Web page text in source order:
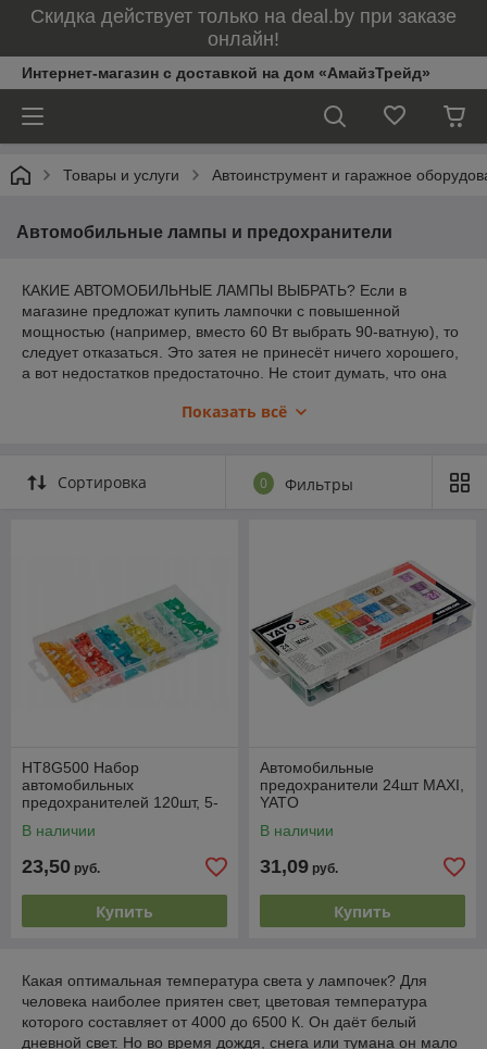
Скидка действует только на deal.by при заказе
онлайн!
Интернет-магазин с доставкой на дом «АмайзТрейд»
Товары и услуги Автоинструмент и гаражное
Автомобильные лампы и предохранители
КАКИЕ АВТОМОБИЛЬНЫЕ ЛАМПЫ ВЫБРАТЬ? Если в
магазине предложат купить лампочки с повышенной
мощностью (например, вместо 60 Вт выбрать 90-ватную), то
следует отказаться. Это затея не принесёт ничего хорошего,
а вот недостатков предостаточно. Не стоит думать, что она
автомобиля рассчитано на определённую мощность лампы.
предохранители или оплавившаяся проводка. К тому же, у
современных машин стекло фар сделано из пластика, а
Но чудес не бывает. Световой поток лампы зависит от
напряжения бортовой сети, чем оно выше - тем лучше
светит. Но это отрицательно сказывается на долговечности.
Есть в магазинах лампы с повышенным ресурсом, но
освещают они плохо. А есть лампы с повышенным световым
потоком, которые по заявлению производителя светят на
50% лучше. Расплатой за это будет пониженный ресурс
Показать всё
Сортировка 0 Фильтры
HT8G500 Набор
автомобильных
предохранителей 120шт, 5-
В наличии
23,50 руб.
Купить
Автомобильные
предохранители 24шт MAXI,
YATO
В наличии
31,09 руб.
Купить
Какая оптимальная температура света у лампочек? Для
человека наиболее приятен свет, цветовая температура
которого составляет от 4000 до 6500 К. Он даёт белый
дневной свет. Но во время дождя, снега или тумана он мало